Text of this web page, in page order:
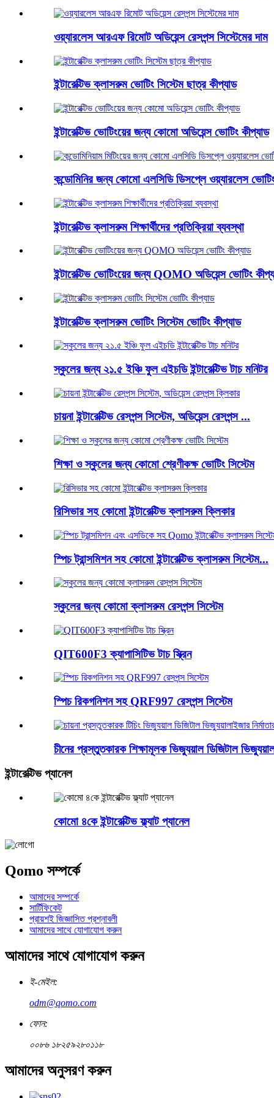
ওয়্যারলেস আরএফ রিমোট অডিয়েন্স রেসপন্স সিস্টেমের দাম
ইন্টারেক্টিভ ক্লাসরুম ভোটিং সিস্টেম ছাত্র কীপ্যাড
ইন্টারেক্টিভ ভোটিংয়ের জন্য কোমো অডিয়েন্স ভোটিং কীপ্যাড
কন্ডোমিনির জন্য কোমো এলসিডি ডিসপ্লে ওয়্যারলেস
ইন্টারেক্টিভ ক্লাসরুম শিক্ষার্থীদের প্রতিক্রিয়া ব্যবস্থা
ইন্টারেক্টিভ ভোটিংয়ের জন্য QOMO অডিয়েন্স ভোটিং
ইন্টারেক্টিভ ক্লাসরুম ভোটিং সিস্টেম ভোটিং কীপ্যাড
স্কুলের জন্য ২১.৫ ইঞ্চি ফুল এইচডি ইন্টারেক্টিভ টাচ মনিটর
চায়না ইন্টারেক্টিভ রেসপন্স সিস্টেম, অডিয়েন্স রেসপন্স ...
শিক্ষা ও স্কুলের জন্য কোমো শ্রেণীকক্ষ ভোটিং সিস্টেম
রিসিভার সহ কোমো ইন্টারেক্টিভ ক্লাসরুম ক্লিকার
স্পিচ ট্রান্সমিশন সহ কোমো ইন্টারেক্টিভ ক্লাসরুম সিস্টেম...
স্কুলের জন্য কোমো ক্লাসরুম রেসপন্স সিস্টেম
QIT600F3 ক্যাপাসিটিভ টাচ স্ক্রিন
স্পিচ রিকগনিশন সহ QRF997 রেসপন্স সিস্টেম
চীনের প্রস্তুতকারক শিক্ষামূলক ভিজ্যুয়াল ডিজিটাল
ইন্টারেক্টিভ প্যানেল
কোমো ৪কে ইন্টারেক্টিভ ফ্ল্যাট প্যানেল
Qomo সম্পর্কে
আমাদের সম্পর্কে
সার্টিফিকেট
প্রায়শই জিজ্ঞাসিত প্রশ্নাবলী
আমাদের সাথে যোগাযোগ করুন
আমাদের সাথে যোগাযোগ করুন
ই-মেইল:
odm@qomo.com
ফোন:
০০৮৬ ১৮২৫৯২৮০১১৮
আমাদের অনুসরণ করুন